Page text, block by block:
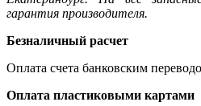
гарантия производителя.
Безналичный расчет
Оплата счета банковским
Оплата пластиковыми картами